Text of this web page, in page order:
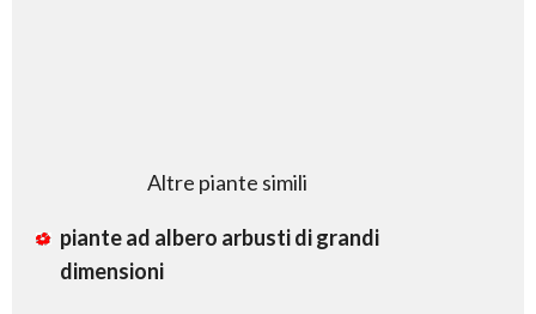
Altre piante simili
piante ad albero arbusti di grandi
dimensioni